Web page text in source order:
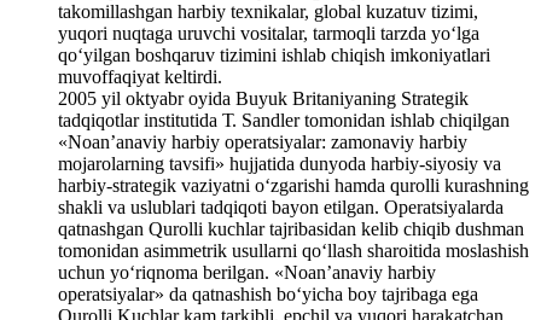
takomillashgan harbiy texnikalar, global kuzatuv tizimi,
yuqori nuqtaga uruvchi vositalar, tarmoqli tarzda yo‘lga
qo‘yilgan boshqaruv tizimini ishlab chiqish imkoniyatlari
muvoffaqiyat keltirdi.
2005 yil oktyabr oyida Buyuk Britaniyaning Strategik
tadqiqotlar institutida Т. Sandler tomonidan ishlab chiqilgan
«Noan’anaviy harbiy operatsiyalar: zamonaviy harbiy
mojarolarning tavsifi» hujjatida dunyoda harbiy-siyosiy va
harbiy-strategik vaziyatni o‘zgarishi hamda qurolli kurashning
shakli va uslublari tadqiqoti bayon etilgan. Operatsiyalarda
qatnashgan Qurolli kuchlar tajribasidan kelib chiqib dushman
tomonidan asimmetrik usullarni qo‘llash sharoitida moslashish
uchun yo‘riqnoma berilgan. «Noan’anaviy harbiy
operatsiyalar» da qatnashish bo‘yicha boy tajribaga ega
Qurolli Kuchlar kam tarkibli, epchil va yuqori harakatchan